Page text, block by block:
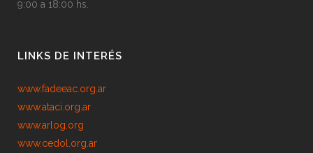
9:00 a 18:00 hs.
LINKS DE INTERÉS
www.fadeeac.org.ar
www.ataci.org.ar
www.arlog.org
www.cedol.org.ar